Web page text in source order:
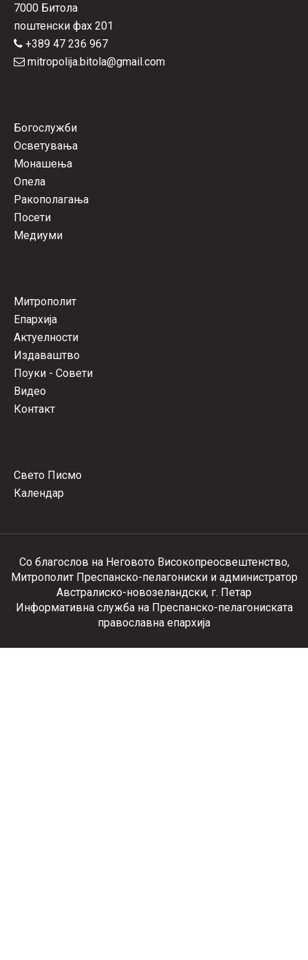
7000 Битола
поштенски фах 201
+389 47 236 967
mitropolija.bitola@gmail.com
Богослужби
Осветувања
Монашења
Опела
Ракополагања
Посети
Медиуми
Митрополит
Епархија
Актуелности
Издаваштво
Поуки - Совети
Видео
Контакт
Свето Писмо
Календар
Со благослов на Неговото Високопреосвештенство,
Митрополит Преспанско-пелагониски и администратор
Австралиско-новозеландски, г. Петар
Информативна служба на Преспанско-пелагониската
православна епархија